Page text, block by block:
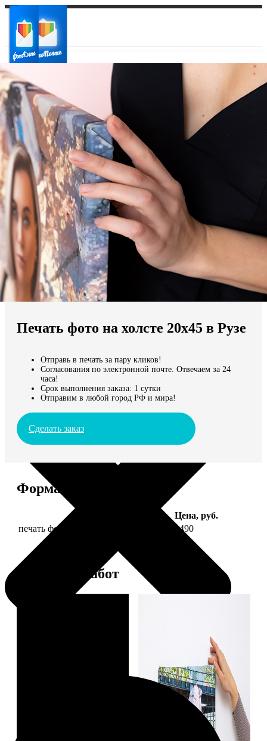
Ваш город:
Ваш регион доставки
Выберите из списка:
Мы доставляем по всему миру
Продолжить без города
Печать фото на холсте 20х45 в Рузе
Отправь в печать за пару кликов!
Согласования по электронной почте. Отвечаем за 24
часа!
Срок выполнения заказа: 1 сутки
Отправим в любой город РФ и мира!
Сделать заказ
Форматы и цены
Цена, руб.
печать фото на холсте с подрамником
2490
Примеры работ